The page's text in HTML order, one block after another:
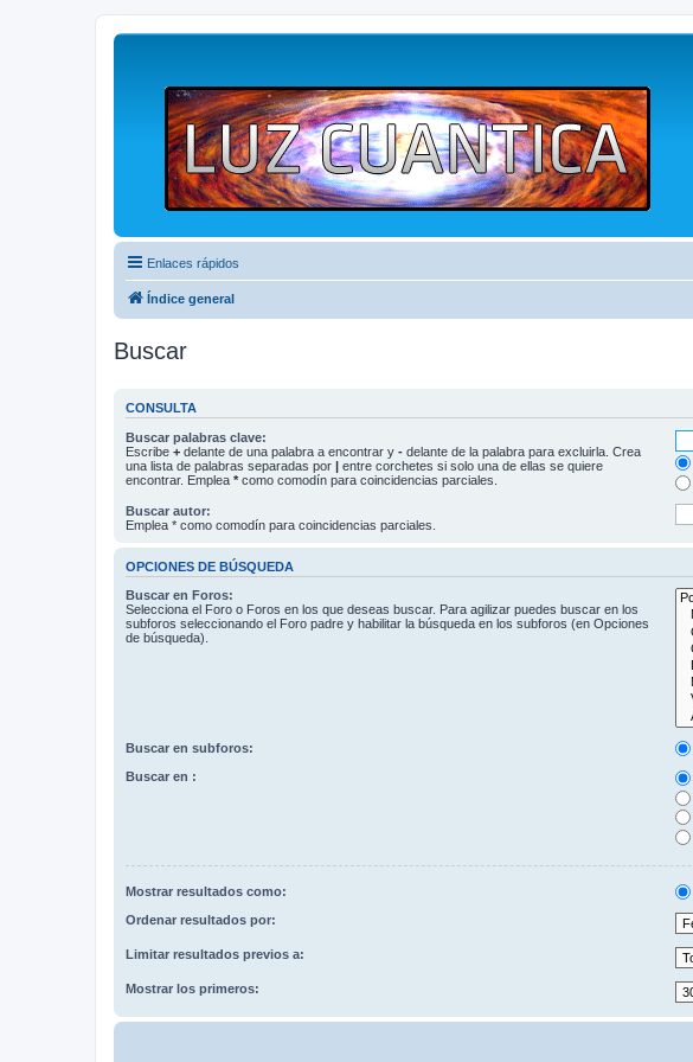
Enlaces rápidos
Índice general
Buscar
CONSULTA
Buscar palabras clave:
Escribe + delante de una palabra a encontrar y - delante de la palabra para excluirla. Crea
una lista de palabras separadas por | entre corchetes si solo una de ellas se quiere
encontrar. Emplea * como comodín para coincidencias parciales.
Buscar autor:
Emplea * como comodín para coincidencias parciales.
OPCIONES DE BÚSQUEDA
Buscar en Foros:
Selecciona el Foro o Foros en los que deseas buscar. Para agilizar puedes buscar en los
subforos seleccionando el Foro padre y habilitar la búsqueda en los subforos (en Opciones
de búsqueda).
Buscar en subforos:
Buscar en :
Mostrar resultados como:
Ordenar resultados por:
Limitar resultados previos a:
Mostrar los primeros: